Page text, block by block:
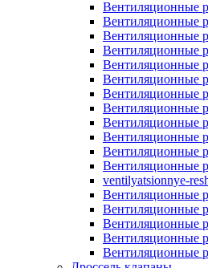
Вентиляционные
Вентиляционные
Вентиляционные
Вентиляционные
Вентиляционные
Вентиляционные
Вентиляционные
Вентиляционные
Вентиляционные
Вентиляционные
Вентиляционные
Вентиляционные
ventilyatsionnye-
Вентиляционные
Вентиляционные
Вентиляционные
Вентиляционные
Вентиляционные